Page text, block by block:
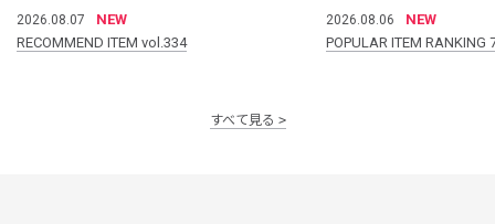
2026.08.07
NEW
RECOMMEND ITEM vol.334
2026.08.06
NEW
POPULAR ITEM
すべて見る